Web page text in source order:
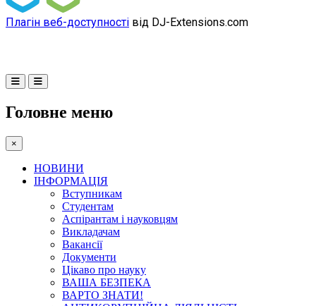
Плагін веб-доступності від DJ-Extensions.com
Головне меню
×
НОВИНИ
ІНФОРМАЦІЯ
Вступникам
Студентам
Аспірантам і науковцям
Викладачам
Вакансії
Документи
Цікаво про науку
ВАША БЕЗПЕКА
ВАРТО ЗНАТИ!